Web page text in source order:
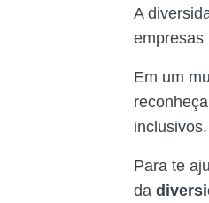
A
empresas
Em um
inclusivos.
Para te
da